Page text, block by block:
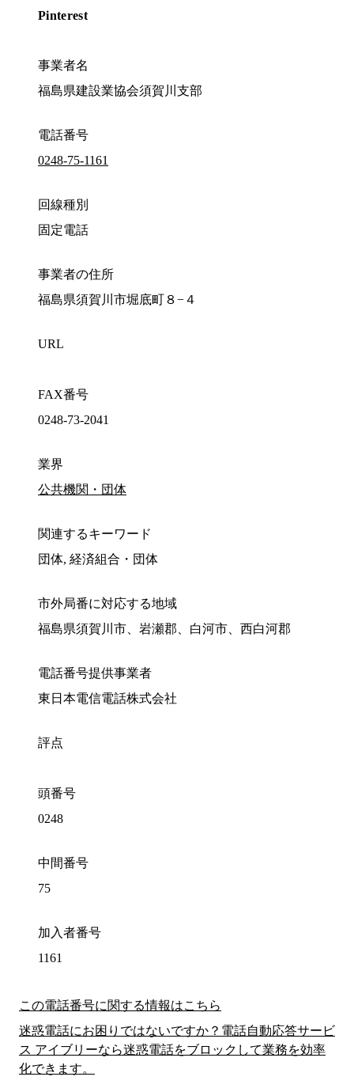
Pinterest
事業者名
福島県建設業協会須賀川支部
電話番号
0248-75-1161
回線種別
固定電話
事業者の住所
福島県須賀川市堀底町８−４
URL
FAX番号
0248-73-2041
業界
公共機関・団体
関連するキーワード
団体, 経済組合・団体
市外局番に対応する地域
福島県須賀川市、岩瀬郡、白河市、西白河郡
電話番号提供事業者
東日本電信電話株式会社
評点
頭番号
0248
中間番号
75
加入者番号
1161
この電話番号に関する情報はこちら
迷惑電話にお困りではないですか？電話自動応答サービ
ス アイブリーなら迷惑電話をブロックして業務を効率
化できます。